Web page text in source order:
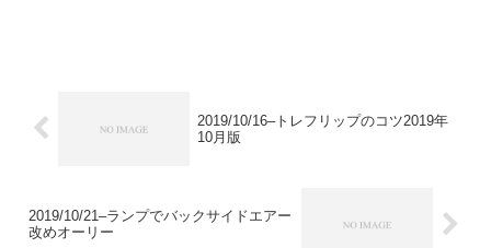
2019/10/16–トレフリップのコツ2019年
10月版
2019/10/21–ランプでバックサイドエアー
改めオーリー